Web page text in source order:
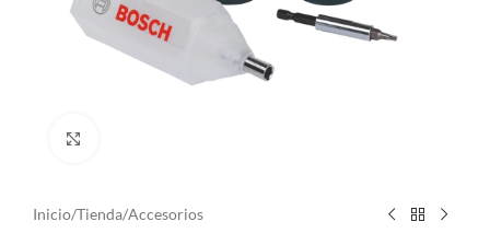
Inicio/Tienda/Accesorios